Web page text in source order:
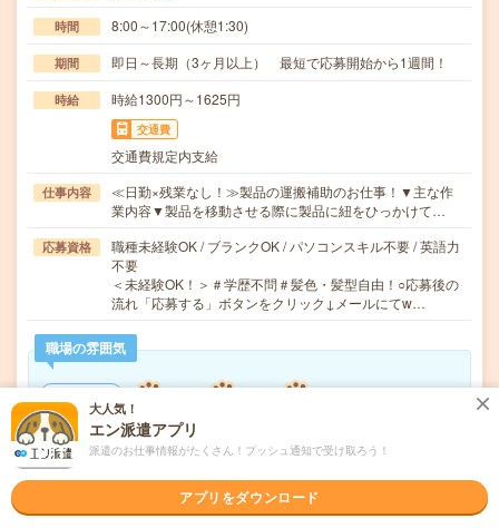
時間 8:00～17:00(休憩1:30)
期間 即日～長期（3ヶ月以上） 最短で応募開始から1週間！
時給 時給1300円～1625円
交通費
交通費規定内支給
仕事内容
≪日勤×残業なし！≫製品の運搬補助のお仕事！▼主な作
業内容▼製品を移動させる際に製品に紐をひっかけて…
応募資格
職種未経験OK / ブランクOK / パソコンスキル不要 / 英語力
不要
＜未経験OK！＞＃学歴不問＃髪色・髪型自由！○応募後の
流れ「応募する」ボタンをクリック↓メールにてw…
職場の雰囲気
20代
気になる! 応募へ進む 詳しく見る
大人気！
エン派遣アプリ
派遣のお仕事情報がたくさん！プッシュ通知で受け取ろう！
アプリをダウンロード